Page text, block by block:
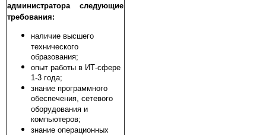
администратора следующие
требования:
наличие высшего
технического
образования;
опыт работы в ИТ-сфере
1-3 года;
знание программного
обеспечения, сетевого
оборудования и
компьютеров;
знание операционных